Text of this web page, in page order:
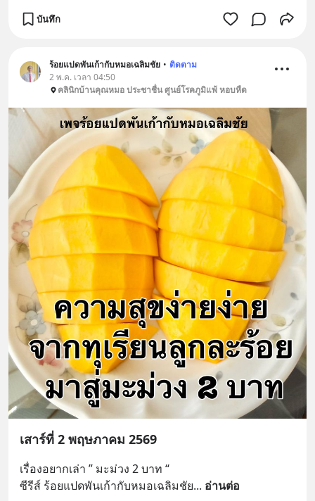
บันทึก
ร้อยแปดพันเก้ากับหมอเฉลิมชัย • ติดตาม
2 พ.ค. เวลา 04:50
คลินิกบ้านคุณหมอ ประชาชื่น ศูนย์โรคภูมิแพ้ หอบหืด
เสาร์ที่ 2 พฤษภาคม 2569
เรื่องอยากเล่า ” มะม่วง 2 บาท “
ซีรีส์ ร้อยแปดพันเก้ากับหมอเฉลิมชัย... อ่านต่อ